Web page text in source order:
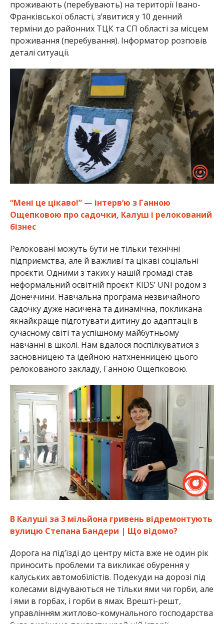
проживають (перебувають) на території Івано-
Франківської області, з’явитися у 10 денний
терміни до районних ТЦК та СП області за місцем
проживання (перебування). Інформатор розповів
деталі ситуації.
“Мені це цікаво!” — інтерв’ю з Ганною
Ощепковою про садочки, Калуш і релокований
бізнес
Релоковані можуть бути не тільки технічні
підприємства, але й важливі та цікаві соціальні
проєкти. Одними з таких у нашій громаді став
неформальний освітній проєкт KIDS’ UNI родом з
Донеччини. Навчальна програма незвичайного
садочку дуже насичена та динамічна, покликана
якнайкраще підготувати дитину до адаптації в
сучасному світі та успішному майбутньому
навчанні в школі. Нам вдалося поспілкуватися з
засновницею та ідейною натхненницею цього
релокованого закладу, Ганною Ощепковою.
В Калуші за 3 мільйона гривень відремонтують
вулицю Степана Бандери | Що відомо?
Дорога на під’їзді до центру міста вже не один рік
приносить проблеми та викликає обурення у
калуських автомобілістів. Подекуди на дорозі під
колесами відчуваються не тільки ями чи горби, але
і ями в горбах, і горби в ямах. Врешті-решт,
управлінням житлово-комунального господарства